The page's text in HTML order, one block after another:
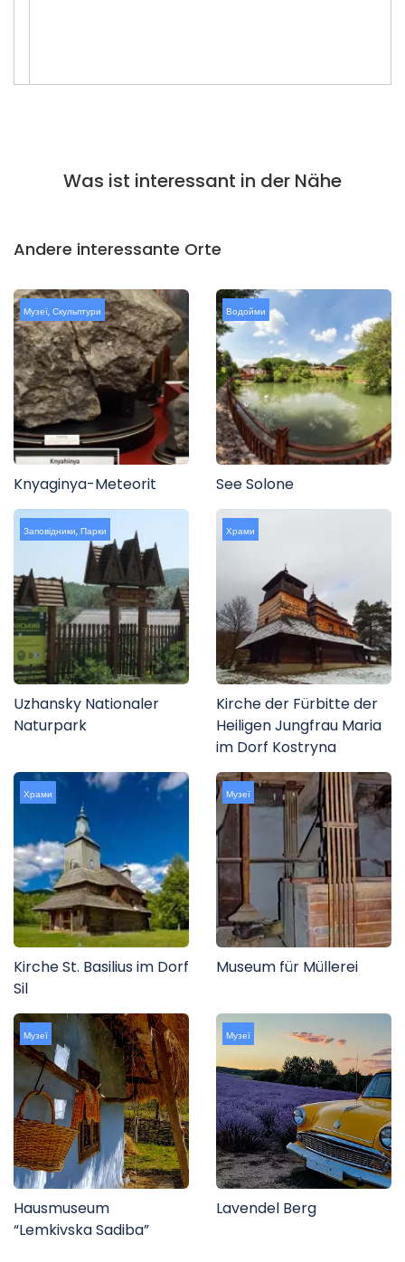
Was ist interessant in der Nähe
Andere interessante Orte
Музеї, Скульптури
Knyaginya-Meteorit
Водойми
See Solone
Заповідники, Парки
Uzhansky Nationaler
Naturpark
Храми
Kirche der Fürbitte der
Heiligen Jungfrau Maria
im Dorf Kostryna
Храми
Kirche St. Basilius im Dorf
Sil
Музеї
Museum für Müllerei
Музеї
Hausmuseum
“Lemkivska Sadiba”
Музеї
Lavendel Berg